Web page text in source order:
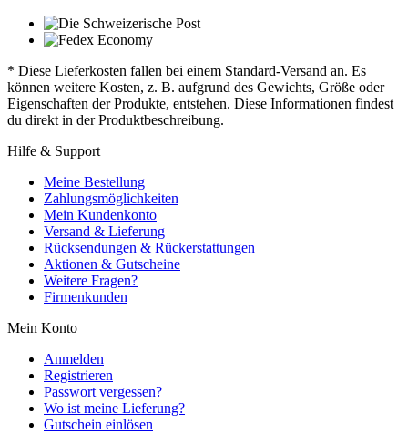
* Diese Lieferkosten fallen bei einem Standard-Versand an. Es
können weitere Kosten, z. B. aufgrund des Gewichts, Größe oder
Eigenschaften der Produkte, entstehen. Diese Informationen findest
du direkt in der Produktbeschreibung.
Hilfe & Support
Meine Bestellung
Zahlungsmöglichkeiten
Mein Kundenkonto
Versand & Lieferung
Rücksendungen & Rückerstattungen
Aktionen & Gutscheine
Weitere Fragen?
Firmenkunden
Mein Konto
Anmelden
Registrieren
Passwort vergessen?
Wo ist meine Lieferung?
Gutschein einlösen